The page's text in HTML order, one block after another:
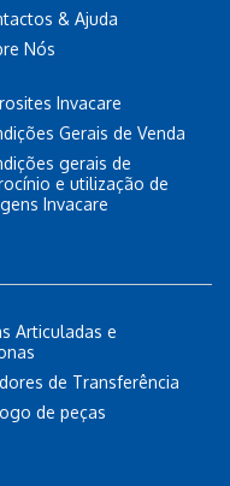
& Ajuda
Nós
Invacare
Gerais de Venda
gerais de
e utilização de
Invacare
Articuladas e
de Transferência
de peças